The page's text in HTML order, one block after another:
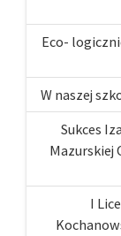
Eco-
W naszej
Sukces
Mazurskiej
I